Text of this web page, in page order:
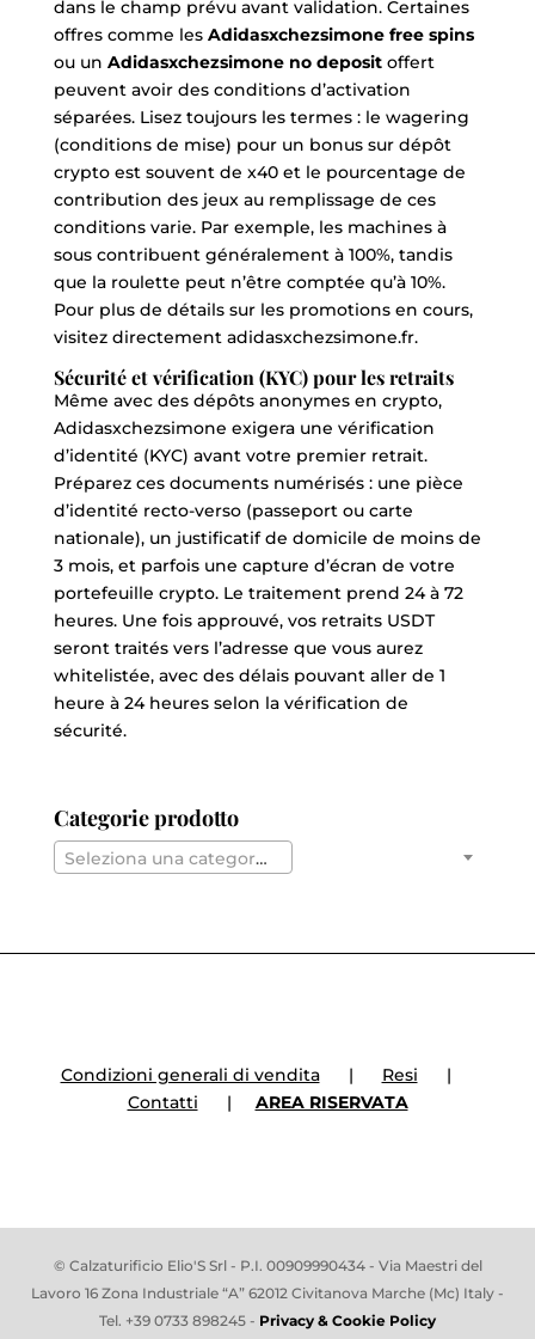
dans le champ prévu avant validation. Certaines
offres comme les Adidasxchezsimone free spins
ou un Adidasxchezsimone no depositoffert
peuvent avoir des conditions d’activation
séparées. Lisez toujours les termes : le wagering
(conditions de mise) pour un bonus sur dépôt
crypto est souvent de x40 et le pourcentage de
contribution des jeux au remplissage de ces
conditions varie. Par exemple, les machines à
sous contribuent généralement à 100%, tandis
que la roulette peut n’être comptée qu’à 10%.
Pour plus de détails sur les promotions en cours,
visitez directement adidasxchezsimone.fr.
Sécurité et vérification (KYC) pour les retraits
Même avec des dépôts anonymes en crypto,
Adidasxchezsimone exigera une vérification
d’identité (KYC) avant votre premier retrait.
Préparez ces documents numérisés : une pièce
d’identité recto-verso (passeport ou carte
nationale), un justificatif de domicile de moins de
3 mois, et parfois une capture d’écran de votre
portefeuille crypto. Le traitement prend 24 à 72
heures. Une fois approuvé, vos retraits USDT
seront traités vers l’adresse que vous aurez
whitelistée, avec des délais pouvant aller de 1
heure à 24 heures selon la vérification de
sécurité.
Categorie prodotto
Seleziona una categoria
Condizioni generali di vendita| Resi |
Contatti | AREA RISERVATA
© Calzaturificio Elio'S Srl - P.I. 00909990434 - Via Maestri del
Lavoro 16 Zona Industriale “A” 62012 Civitanova Marche (Mc) Italy -
Tel. +39 0733 898245 - Privacy & Cookie Policy